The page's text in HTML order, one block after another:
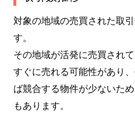
対象の地域の売買された取
す。
その地域が活発に売買され
すぐに売れる可能性があり
ば競合する物件が少ないた
もあります。